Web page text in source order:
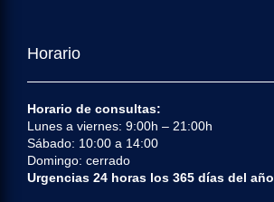
Horario
Horario de consultas:
Lunes a viernes: 9:00h – 21:00h
Sábado: 10:00 a 14:00
Domingo: cerrado
Urgencias 24 horas los 365 días del año